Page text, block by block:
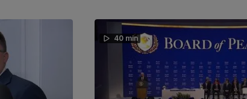
40 min